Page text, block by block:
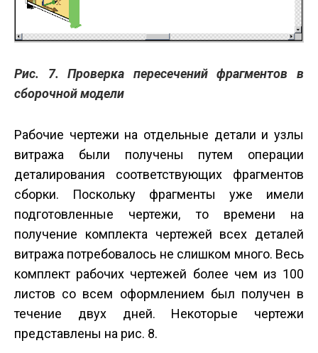
Рис. 7. Проверка пересечений фрагментов в
сборочной модели
Рабочие чертежи на отдельные детали и узлы
витража были получены путем операции
деталирования соответствующих фрагментов
сборки. Поскольку фрагменты уже имели
подготовленные чертежи, то времени на
получение комплекта чертежей всех деталей
витража потребовалось не слишком много. Весь
комплект рабочих чертежей более чем из 100
листов со всем оформлением был получен в
течение двух дней. Некоторые чертежи
представлены на рис. 8.